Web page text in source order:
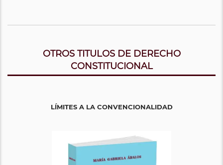
OTROS TITULOS DE DERECHO
CONSTITUCIONAL
LÍMITES A LA CONVENCIONALIDAD